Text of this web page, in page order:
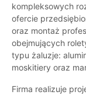
kompleksowych
ofercie
oraz montaż
obejmujących
typu żaluzje:
moskitiery oraz
Firma realizuje